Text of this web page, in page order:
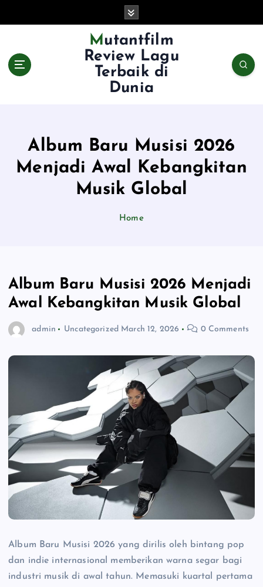
Mutantfilm
Review Lagu
Terbaik di
Dunia
Album Baru Musisi 2026
Menjadi Awal Kebangkitan
Musik Global
Home
Album Baru Musisi 2026 Menjadi
Awal Kebangkitan Musik Global
admin Uncategorized March 12, 2026 0 Comments
Album Baru Musisi 2026 yang dirilis oleh bintang pop
dan indie internasional memberikan warna segar bagi
industri musik di awal tahun. Memasuki kuartal pertama